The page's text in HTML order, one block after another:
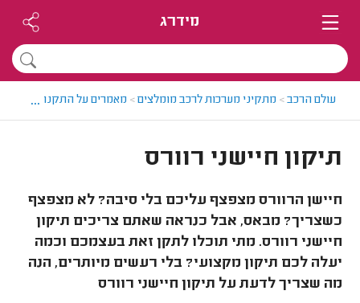
מידרג
עולם הרכב> מתקיני מערכות לרכב מומלצים> מאמרים על התקנות...
תיקון חיישני רוורס
חיישן הרוורס מצפצף עליכם בלי סיבה? לא מצפצף
כשצריך? מבאס, אבל כנראה שאתם צריכים תיקון
חיישני רוורס. מתי תוכלו לתקן זאת בעצמכם וכמה
יעלה לכם תיקון מקצועי? בלי רעשים מיותרים, הנה
מה שצריך לדעת על תיקון חיישני רוורס